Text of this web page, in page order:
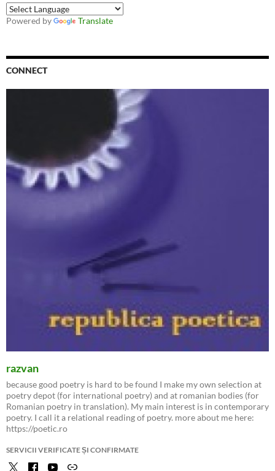
Powered by Translate
CONNECT
razvan
because good poetry is hard to be found I make my own selection at
poetry depot (for international poetry) and at romanian bodies (for
Romanian poetry in translation). My main interest is in contemporary
poetry. I call it a relational reading of poetry. more about me here:
https://poetic.ro
SERVICII VERIFICATE ȘI CONFIRMATE